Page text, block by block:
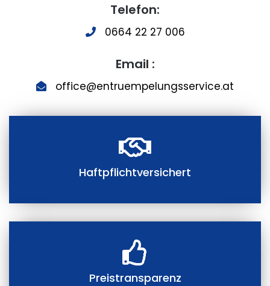
Telefon:
0664 22 27 006
Email :
office@entruempelungsservice.at
Haftpflichtversichert
Preistransparenz